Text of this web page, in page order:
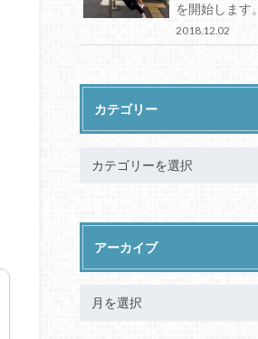
を開始します。
2018.12.02
カテゴリー
アーカイブ